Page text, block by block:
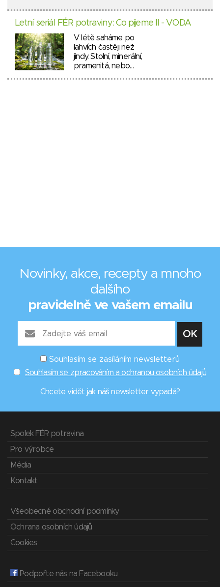
Letní seriál FÉR potraviny: Co pijeme II - VODA
V létě saháme po
lahvích častěji než
jindy. Stolní, minerální,
pramenitá, nebo…
Novinky, akce, recepty a mnoho
dalšího
pravidelně ve vašem emailu
Souhlasím se zasíláním newsletterů
Souhlasím se zpracováním a ochranou osobních údajů
Chcete vidět jak náš newsletter vypadá?
Spolek FÉR potravina
Pro výrobce
Média
Kontakt
Všeobecné obchodní podmínky
Ochrana osobních údajů
Cookies
Podpořte nás na Facebooku